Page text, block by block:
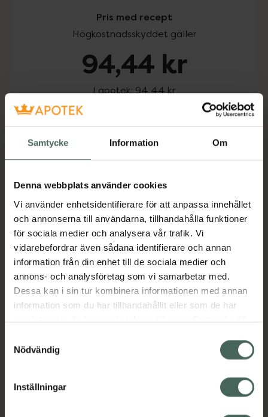
Samtycke Information Om
Denna webbplats använder cookies
Vi använder enhetsidentifierare för att anpassa innehållet
och annonserna till användarna, tillhandahålla funktioner
för sociala medier och analysera vår trafik. Vi
vidarebefordrar även sådana identifierare och annan
information från din enhet till de sociala medier och
annons- och analysföretag som vi samarbetar med.
Dessa kan i sin tur kombinera informationen med annan
information som du har tillhandahållit eller som de har
samlat in när du har använt deras tjänster. Samtycke till
återkalla ditt samtycke via webbplatsens
cookieinställningar. Ett återkallat samtycke påverkar inte
lagligheten av behandling som skett innan återkallelsen.
Nödvändig
Inställningar
Pris med recept
Högkostnadsskyddet gäller
94,44 kr
I apotek:94,44 kr
Köp via ditt recept
Aktuella erbjudanden
Beskrivning Dölj
Läs alltid bipacksedeln innan
användning.
EAN:07046260079977
Visa